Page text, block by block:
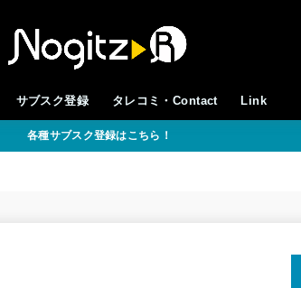
サブスク登録 タレコミ・Contact Link
各種サブスク登録はこちら！